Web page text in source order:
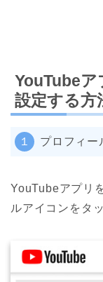
YouTubeア
設定する方
１ プロフィー
YouTubeアプリ
ルアイコンをタ